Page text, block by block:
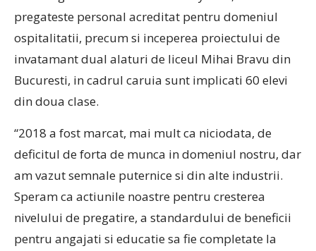
pregateste personal acreditat pentru domeniul
ospitalitatii, precum si inceperea proiectului de
invatamant dual alaturi de liceul Mihai Bravu din
Bucuresti, in cadrul caruia sunt implicati 60 elevi
din doua clase.
“2018 a fost marcat, mai mult ca niciodata, de
deficitul de forta de munca in domeniul nostru, dar
am vazut semnale puternice si din alte industrii.
Speram ca actiunile noastre pentru cresterea
nivelului de pregatire, a standardului de beneficii
pentru angajati si educatie sa fie completate la